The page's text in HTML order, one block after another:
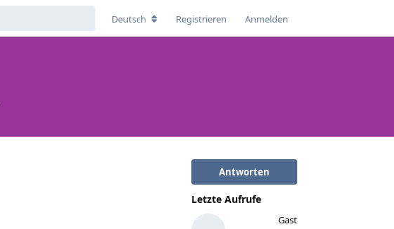
Deutsch Registrieren Anmelden
Antworten
Letzte Aufrufe
Gast